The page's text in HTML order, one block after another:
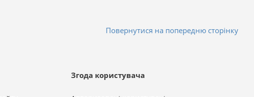
Повернутися на попередню сторінку
Згода користувача